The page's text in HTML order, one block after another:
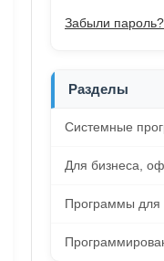
Забыли пароль?
Разделы
Системные
Для бизнеса,
Программы для